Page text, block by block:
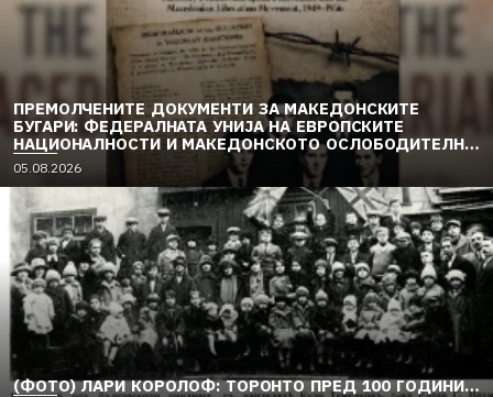
ПРЕМОЛЧЕНИТЕ ДОКУМЕНТИ ЗА МАКЕДОНСКИТЕ
БУГАРИ: ФЕДЕРАЛНАТА УНИЈА НА ЕВРОПСКИТЕ
НАЦИОНАЛНОСТИ И МАКЕДОНСКОТО ОСЛОБОДИТЕЛНО
ДВИЖЕЊЕ (1949–1956) (2)
05.08.2026
(ФОТО) ЛАРИ КОРОЛОФ: ТОРОНТО ПРЕД 100 ГОДИНИ…